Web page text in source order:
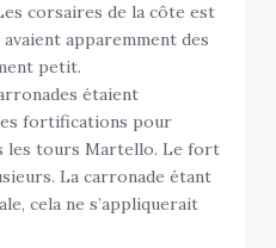
corsaires de la côte est
apparemment des
petit.
étaient
fortifications pour
les tours Martello. Le fort
La carronade étant
cela ne s’appliquerait